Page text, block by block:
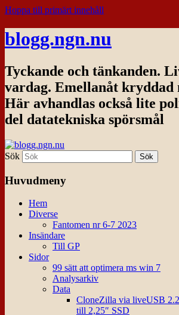
Hoppa till primärt innehåll
blogg.ngn.nu
Tyckande och tänkanden.
vardag. Emellanåt kryddad
Här avhandlas också lite
del datatekniska spörsmål
Sök
Huvudmeny
Hem
Diverse
Fantomen nr 6-7 2023
Insändare
Till GP
Sidor
99 sätt att optimera ms win 7
Analysarkiv
Data
CloneZilla via liveUSB
till 2,25″ SSD